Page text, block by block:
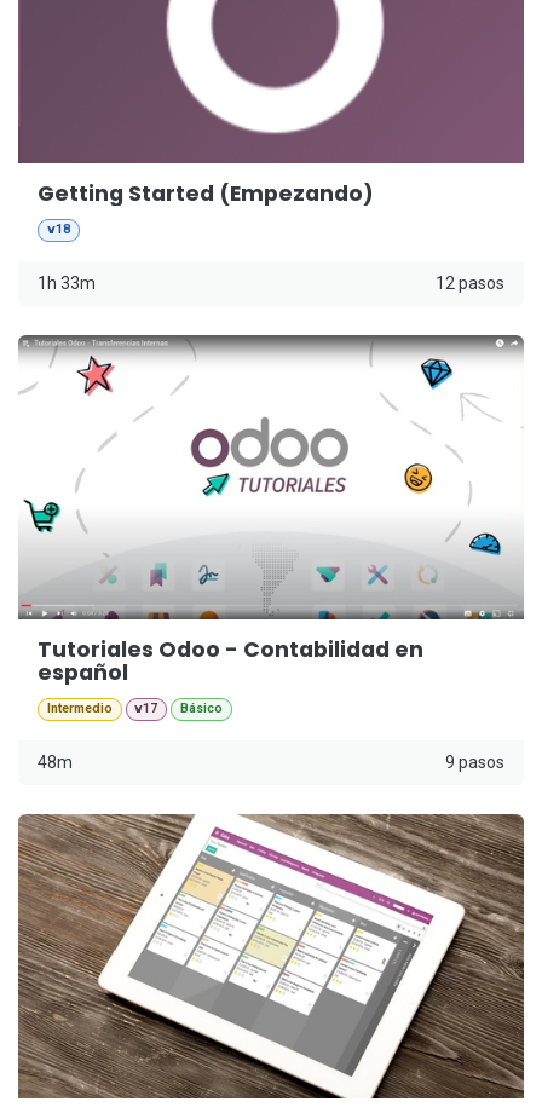
Getting Started (Empezando)
v18
1h 33m 12 pasos
Tutoriales Odoo - Contabilidad en
español
Intermedio v17 Básico
48m 9 pasos